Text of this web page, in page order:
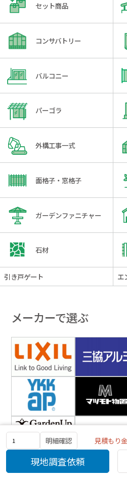
明細確認 見積もり
現地調査依頼
セット商品
コンサバトリー
バルコニー
パーゴラ
外構工事一式
面格子・窓格子
ガーデンファニチャー
石材
引き戸ゲート エ
メーカーで選ぶ